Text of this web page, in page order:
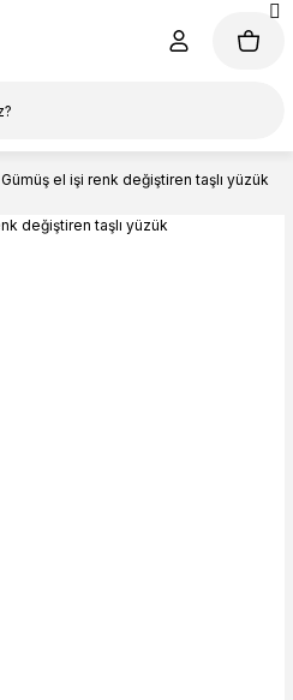
Gümüş el işi renk değiştiren taşlı yüzük